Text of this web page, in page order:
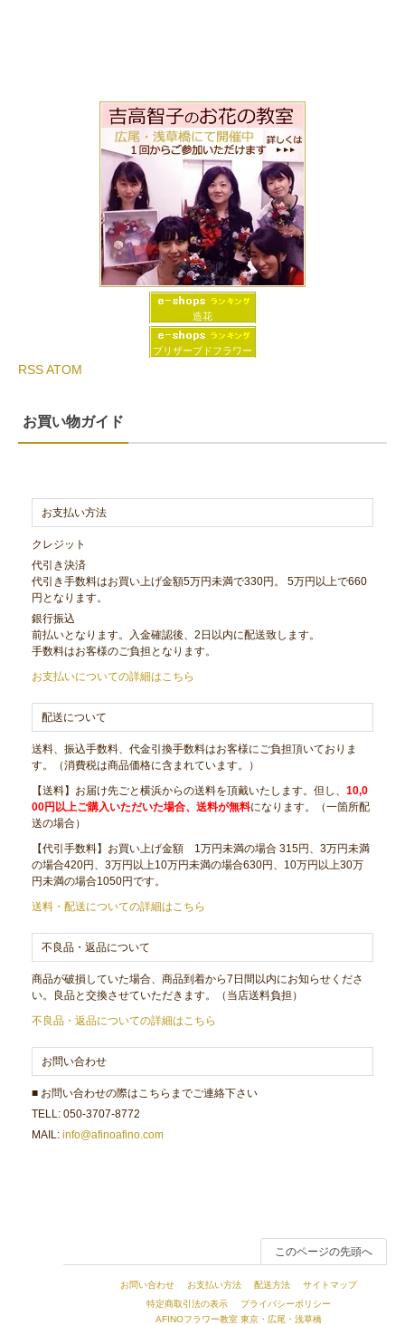
造花
プリザーブドフラワー
RSSATOM
お買い物ガイド
お支払い方法
クレジット
代引き決済
代引き手数料はお買い上げ金額5万円未満で330円。 5万円以上で660
円となります。
銀行振込
前払いとなります。入金確認後、2日以内に配送致します。
手数料はお客様のご負担となります。
お支払いについての詳細はこちら
配送について
送料、振込手数料、代金引換手数料はお客様にご負担頂いておりま
す。（消費税は商品価格に含まれています。）
【送料】お届け先ごと横浜からの送料を頂戴いたします。但し、10,0
00円以上ご購入いただいた場合、送料が無料になります。（一箇所配
送の場合）
【代引手数料】お買い上げ金額 1万円未満の場合 315円、3万円未満
の場合420円、3万円以上10万円未満の場合630円、10万円以上30万
円未満の場合1050円です。
送料・配送についての詳細はこちら
不良品・返品について
商品が破損していた場合、商品到着から7日間以内にお知らせくださ
い。良品と交換させていただきます。（当店送料負担）
不良品・返品についての詳細はこちら
お問い合わせ
■ お問い合わせの際はこちらまでご連絡下さい
TELL: 050-3707-8772
MAIL:info@afinoafino.com
このページの先頭へ
お問い合わせ お支払い方法 配送方法
サイトマップ
特定商取引法の表示
プライバシーポリシー
AFINOフラワー教室 東京・広尾・浅草橋